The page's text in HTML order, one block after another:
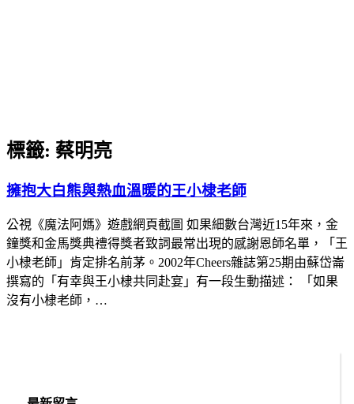
標籤: 蔡明亮
擁抱大白熊與熱血溫暖的王小棣老師
公視《魔法阿媽》遊戲網頁截圖 如果細數台灣近15年來，金
鐘獎和金馬獎典禮得獎者致詞最常出現的感謝恩師名單，「王
小棣老師」肯定排名前茅。2002年Cheers雜誌第25期由蘇岱崙
撰寫的「有幸與王小棣共同赴宴」有一段生動描述： 「如果
沒有小棣老師，…